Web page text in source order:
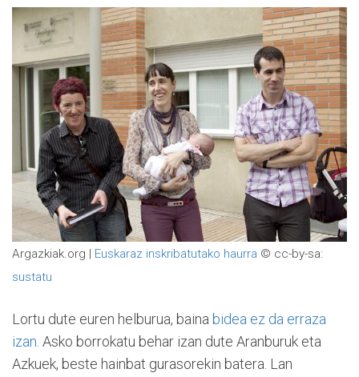
Argazkiak.org | Euskaraz inskribatutako haurra © cc-by-sa:
sustatu
Lortu dute euren helburua, baina bidea ez da erraza
izan. Asko borrokatu behar izan dute Aranburuk eta
Azkuek, beste hainbat gurasorekin batera. Lan